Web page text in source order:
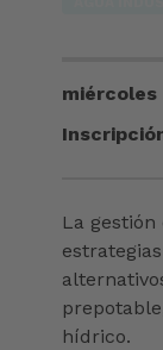
miércoles
La
hídrico.